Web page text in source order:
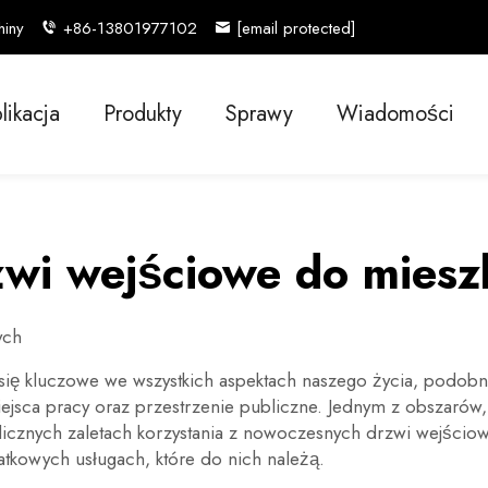
+86-13801977102 [email protected]
Produkty Sprawy Wiadomości
wejściowe do
kluczowe we wszystkich aspektach naszego życia,
pracy oraz przestrzenie publiczne. Jednym z
zaletach korzystania z nowoczesnych drzwi
usługach, które do nich należą.